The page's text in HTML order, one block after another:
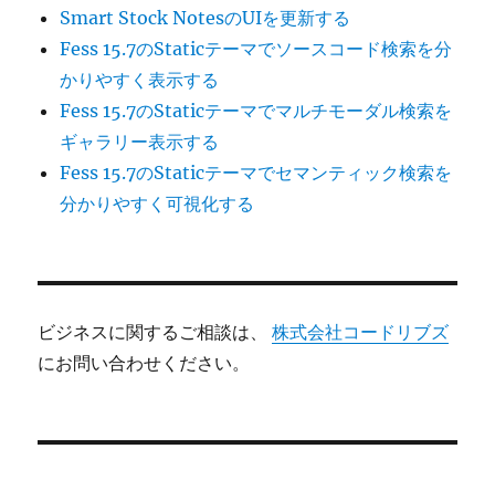
Smart Stock NotesのUIを更新する
Fess 15.7のStaticテーマでソースコード検索を分
かりやすく表示する
Fess 15.7のStaticテーマでマルチモーダル検索を
ギャラリー表示する
Fess 15.7のStaticテーマでセマンティック検索を
分かりやすく可視化する
ビジネスに関するご相談は、株式会社コードリブズ
にお問い合わせください。